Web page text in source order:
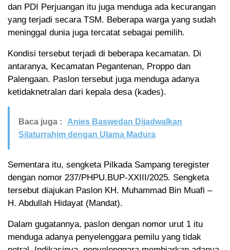
dan PDI Perjuangan itu juga menduga ada kecurangan
yang terjadi secara TSM. Beberapa warga yang sudah
meninggal dunia juga tercatat sebagai pemilih.
Kondisi tersebut terjadi di beberapa kecamatan. Di
antaranya, Kecamatan Pegantenan, Proppo dan
Palengaan. Paslon tersebut juga menduga adanya
ketidaknetralan dari kepala desa (kades).
Baca juga :
Anies Baswedan Dijadwalkan
Silaturrahim dengan Ulama Madura
Sementara itu, sengketa Pilkada Sampang teregister
dengan nomor 237/PHPU.BUP-XXIII/2025. Sengketa
tersebut diajukan Paslon KH. Muhammad Bin Muafi –
H. Abdullah Hidayat (Mandat).
Dalam gugatannya, paslon dengan nomor urut 1 itu
menduga adanya penyelenggara pemilu yang tidak